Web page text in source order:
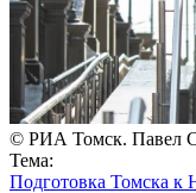
© РИА Томск. Павел
Тема:
Подготовка Томска к